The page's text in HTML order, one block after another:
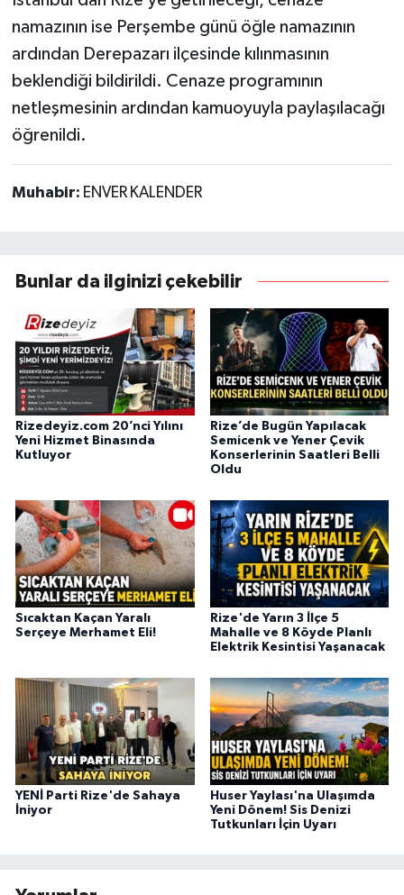
namazının ise Perşembe günü öğle namazının
ardından Derepazarı ilçesinde kılınmasının
beklendiği bildirildi. Cenaze programının
netleşmesinin ardından kamuoyuyla paylaşılacağı
öğrenildi.
Muhabir: ENVER KALENDER
Bunlar da ilginizi çekebilir
Rizedeyiz.com 20’nci Yılını
Yeni Hizmet Binasında
Kutluyor
Rize’de Bugün Yapılacak
Semicenk ve Yener Çevik
Konserlerinin Saatleri Belli
Oldu
Sıcaktan Kaçan Yaralı
Serçeye Merhamet Eli!
Rize'de Yarın 3 İlçe 5
Mahalle ve 8 Köyde Planlı
Elektrik Kesintisi Yaşanacak
YENİ Parti Rize'de Sahaya
İniyor
Huser Yaylası'na Ulaşımda
Yeni Dönem! Sis Denizi
Tutkunları İçin Uyarı